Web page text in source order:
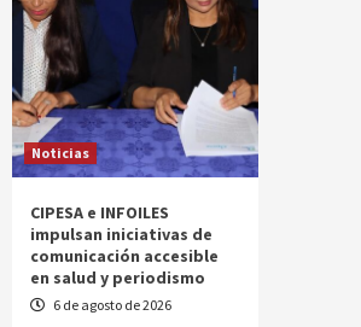
Noticias
CIPESA e INFOILES
impulsan iniciativas de
comunicación accesible
en salud y periodismo
6 de agosto de 2026